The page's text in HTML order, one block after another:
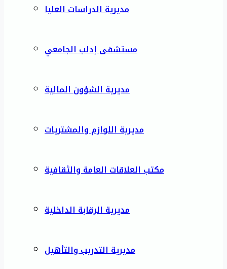
مديرية الدراسات العليا
مستشفى إدلب الجامعي
مديرية الشؤون المالية
مديرية اللوازم والمشتريات
مكتب العلاقات العامة والثقافية
مديرية الرقابة الداخلية
مديرية التدريب والتأهيل